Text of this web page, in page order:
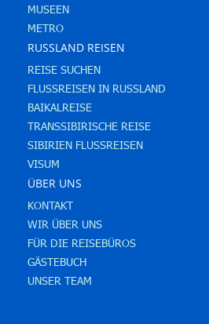
MUSEEN
METRO
RUSSLAND REISEN
REISE SUCHEN
FLUSSREISEN IN RUSSLAND
BAIKALREISE
TRANSSIBIRISCHE REISE
SIBIRIEN FLUSSREISEN
VISUM
ÜBER UNS
KONTAKT
WIR ÜBER UNS
FÜR DIE REISEBÜROS
GÄSTEBUCH
UNSER TEAM